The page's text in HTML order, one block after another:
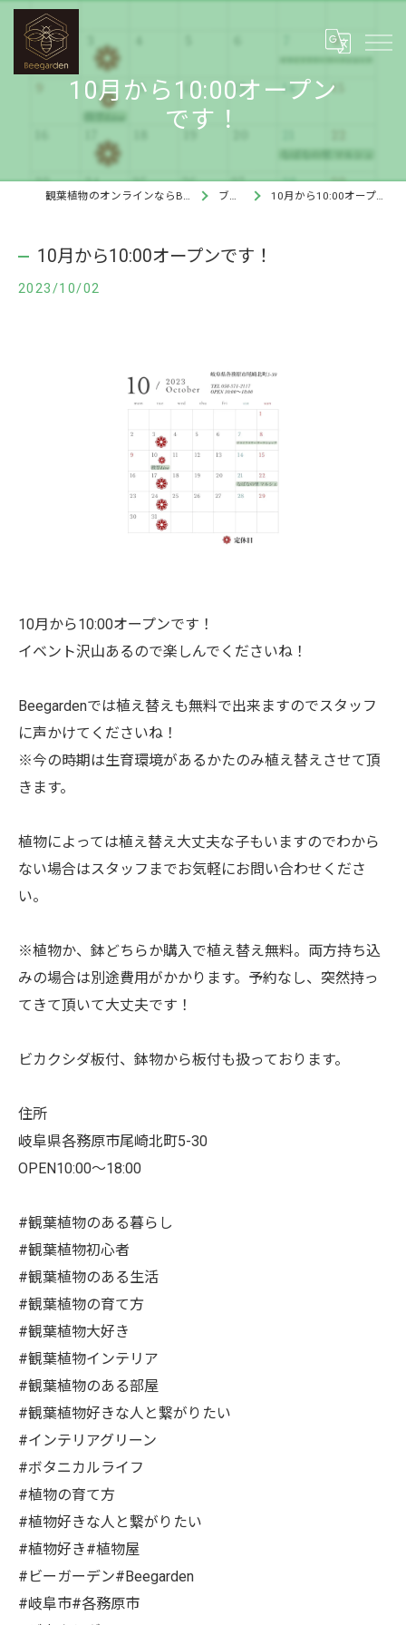
10月から10:00オープン
です！
観葉植物のオンラインならBee garden ブログ 10月から10:00オープンです！
10月から10:00オープンです！
2023/10/02
10月から10:00オープンです！
イベント沢山あるので楽しんでくださいね！
Beegardenでは植え替えも無料で出来ますのでスタッフ
に声かけてくださいね！
※今の時期は生育環境があるかたのみ植え替えさせて頂
きます。
植物によっては植え替え大丈夫な子もいますのでわから
ない場合はスタッフまでお気軽にお問い合わせくださ
い。
※植物か、鉢どちらか購入で植え替え無料。両方持ち込
みの場合は別途費用がかかります。予約なし、突然持っ
てきて頂いて大丈夫です！
ビカクシダ板付、鉢物から板付も扱っております。
住所
岐阜県各務原市尾崎北町5-30
OPEN10:00〜18:00
#観葉植物のある暮らし
#観葉植物初心者
#観葉植物のある生活
#観葉植物の育て方
#観葉植物大好き
#観葉植物インテリア
#観葉植物のある部屋
#観葉植物好きな人と繋がりたい
#インテリアグリーン
#ボタニカルライフ
#植物の育て方
#植物好きな人と繋がりたい
#植物好き#植物屋
#ビーガーデン#Beegarden
#岐阜市#各務原市